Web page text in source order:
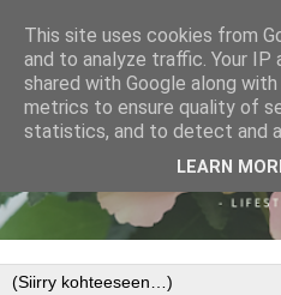
This site uses cookies from
and to analyze traffic. Your IP
shared with Google along
metrics to ensure quality of
statistics, and to detect and
LEARN